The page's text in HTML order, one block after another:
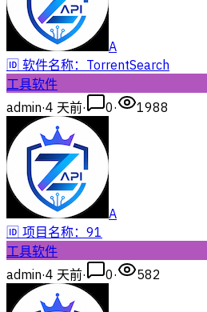
A
🆔 软件名称：TorrentSearch
工具软件
admin·4 天前· 0· 1988
A
🆔 项目名称：91
工具软件
admin·4 天前· 0· 582